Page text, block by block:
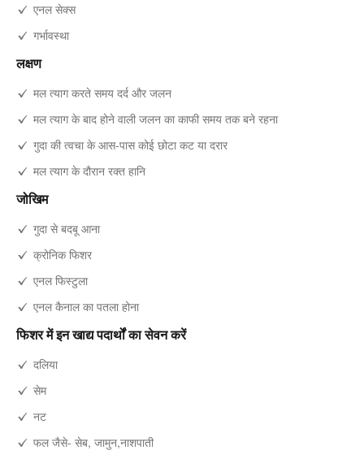
एनल सेक्स
गर्भावस्था
लक्षण
मल त्याग करते समय दर्द और जलन
मल त्याग के बाद होने वाली जलन का काफी समय तक बने रहना
गुदा की त्वचा के आस-पास कोई छोटा कट या दरार
मल त्याग के दौरान रक्त हानि
जोखिम
गुदा से बदबू आना
क्रोनिक फिशर
एनल फिस्टुला
एनल कैनाल का पतला होना
फिशर में इन खाद्य पदार्थों का सेवन करें
दलिया
सेम
नट
फल जैसे- सेब, जामुन,नाशपाती